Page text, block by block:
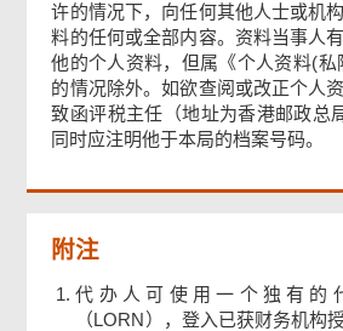
签署
确认通知书
许的情况下，向任何其他人士或机
料的任何或全部内容。资料当事人
他的个人资料，但属《个人资料(
的情况除外。如欲查阅或改正个人
致函评税主任（地址为香港邮政总
同时应注明他于本局的档案号码。
附注
代办人可使用一个独有的
（LORN），登入已获财务机构